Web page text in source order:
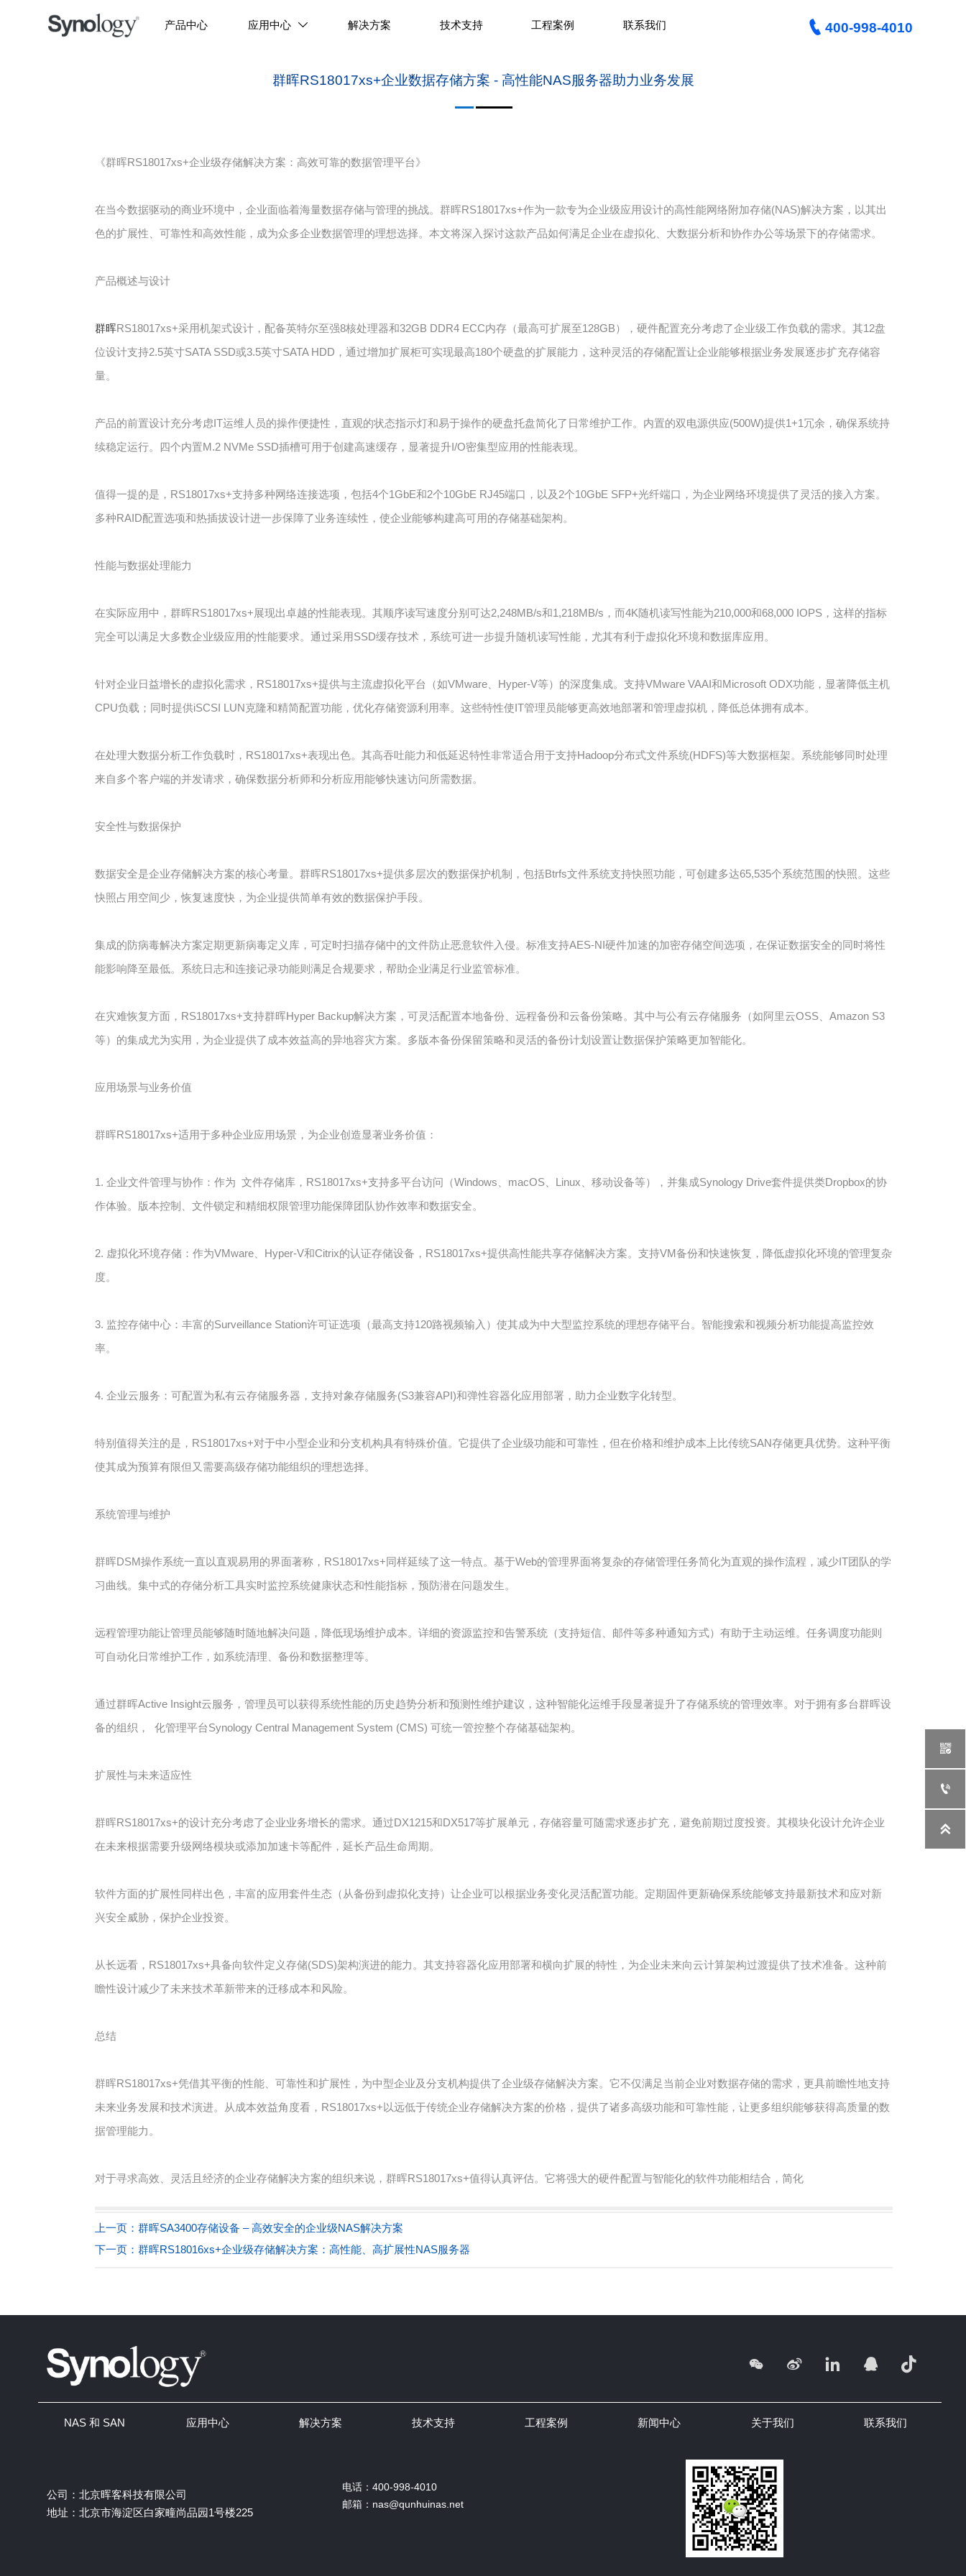
产品中心 应用中心  解决方案 技术支持 工程案例 联系我们  400-998-4010
群晖RS18017xs+企业数据存储方案 - 高性能NAS服务器助力业务发展
《群晖RS18017xs+企业级存储解决方案：高效可靠的数据管理平台》
在当今数据驱动的商业环境中，企业面临着海量数据存储与管理的挑战。群晖RS18017xs+作为一款专为企业级应用设计的高性能网络附加存储(NAS)解决方案，以其出
色的扩展性、可靠性和高效性能，成为众多企业数据管理的理想选择。本文将深入探讨这款产品如何满足企业在虚拟化、大数据分析和协作办公等场景下的存储需求。
产品概述与设计
群晖RS18017xs+采用机架式设计，配备英特尔至强8核处理器和32GB DDR4 ECC内存（最高可扩展至128GB），硬件配置充分考虑了企业级工作负载的需求。其12盘
位设计支持2.5英寸SATA SSD或3.5英寸SATA HDD，通过增加扩展柜可实现最高180个硬盘的扩展能力，这种灵活的存储配置让企业能够根据业务发展逐步扩充存储容
量。
产品的前置设计充分考虑IT运维人员的操作便捷性，直观的状态指示灯和易于操作的硬盘托盘简化了日常维护工作。内置的双电源供应(500W)提供1+1冗余，确保系统持
续稳定运行。四个内置M.2 NVMe SSD插槽可用于创建高速缓存，显著提升I/O密集型应用的性能表现。
值得一提的是，RS18017xs+支持多种网络连接选项，包括4个1GbE和2个10GbE RJ45端口，以及2个10GbE SFP+光纤端口，为企业网络环境提供了灵活的接入方案。
多种RAID配置选项和热插拔设计进一步保障了业务连续性，使企业能够构建高可用的存储基础架构。
性能与数据处理能力
在实际应用中，群晖RS18017xs+展现出卓越的性能表现。其顺序读写速度分别可达2,248MB/s和1,218MB/s，而4K随机读写性能为210,000和68,000 IOPS，这样的指标
完全可以满足大多数企业级应用的性能要求。通过采用SSD缓存技术，系统可进一步提升随机读写性能，尤其有利于虚拟化环境和数据库应用。
针对企业日益增长的虚拟化需求，RS18017xs+提供与主流虚拟化平台（如VMware、Hyper-V等）的深度集成。支持VMware VAAI和Microsoft ODX功能，显著降低主机
CPU负载；同时提供iSCSI LUN克隆和精简配置功能，优化存储资源利用率。这些特性使IT管理员能够更高效地部署和管理虚拟机，降低总体拥有成本。
在处理大数据分析工作负载时，RS18017xs+表现出色。其高吞吐能力和低延迟特性非常适合用于支持Hadoop分布式文件系统(HDFS)等大数据框架。系统能够同时处理
来自多个客户端的并发请求，确保数据分析师和分析应用能够快速访问所需数据。
安全性与数据保护
数据安全是企业存储解决方案的核心考量。群晖RS18017xs+提供多层次的数据保护机制，包括Btrfs文件系统支持快照功能，可创建多达65,535个系统范围的快照。这些
快照占用空间少，恢复速度快，为企业提供简单有效的数据保护手段。
集成的防病毒解决方案定期更新病毒定义库，可定时扫描存储中的文件防止恶意软件入侵。标准支持AES-NI硬件加速的加密存储空间选项，在保证数据安全的同时将性
能影响降至最低。系统日志和连接记录功能则满足合规要求，帮助企业满足行业监管标准。
在灾难恢复方面，RS18017xs+支持群晖Hyper Backup解决方案，可灵活配置本地备份、远程备份和云备份策略。其中与公有云存储服务（如阿里云OSS、Amazon S3
等）的集成尤为实用，为企业提供了成本效益高的异地容灾方案。多版本备份保留策略和灵活的备份计划设置让数据保护策略更加智能化。
应用场景与业务价值
群晖RS18017xs+适用于多种企业应用场景，为企业创造显著业务价值：
1. 企业文件管理与协作：作为 文件存储库，RS18017xs+支持多平台访问（Windows、macOS、Linux、移动设备等），并集成Synology Drive套件提供类Dropbox的协
作体验。版本控制、文件锁定和精细权限管理功能保障团队协作效率和数据安全。
2. 虚拟化环境存储：作为VMware、Hyper-V和Citrix的认证存储设备，RS18017xs+提供高性能共享存储解决方案。支持VM备份和快速恢复，降低虚拟化环境的管理复杂
度。
3. 监控存储中心：丰富的Surveillance Station许可证选项（最高支持120路视频输入）使其成为中大型监控系统的理想存储平台。智能搜索和视频分析功能提高监控效
率。
4. 企业云服务：可配置为私有云存储服务器，支持对象存储服务(S3兼容API)和弹性容器化应用部署，助力企业数字化转型。
特别值得关注的是，RS18017xs+对于中小型企业和分支机构具有特殊价值。它提供了企业级功能和可靠性，但在价格和维护成本上比传统SAN存储更具优势。这种平衡
使其成为预算有限但又需要高级存储功能组织的理想选择。
系统管理与维护
群晖DSM操作系统一直以直观易用的界面著称，RS18017xs+同样延续了这一特点。基于Web的管理界面将复杂的存储管理任务简化为直观的操作流程，减少IT团队的学
习曲线。集中式的存储分析工具实时监控系统健康状态和性能指标，预防潜在问题发生。
远程管理功能让管理员能够随时随地解决问题，降低现场维护成本。详细的资源监控和告警系统（支持短信、邮件等多种通知方式）有助于主动运维。任务调度功能则
可自动化日常维护工作，如系统清理、备份和数据整理等。
通过群晖Active Insight云服务，管理员可以获得系统性能的历史趋势分析和预测性维护建议，这种智能化运维手段显著提升了存储系统的管理效率。对于拥有多台群晖设
备的组织， 化管理平台Synology Central Management System (CMS) 可统一管控整个存储基础架构。
扩展性与未来适应性
群晖RS18017xs+的设计充分考虑了企业业务增长的需求。通过DX1215和DX517等扩展单元，存储容量可随需求逐步扩充，避免前期过度投资。其模块化设计允许企业
在未来根据需要升级网络模块或添加加速卡等配件，延长产品生命周期。
软件方面的扩展性同样出色，丰富的应用套件生态（从备份到虚拟化支持）让企业可以根据业务变化灵活配置功能。定期固件更新确保系统能够支持最新技术和应对新
兴安全威胁，保护企业投资。
从长远看，RS18017xs+具备向软件定义存储(SDS)架构演进的能力。其支持容器化应用部署和横向扩展的特性，为企业未来向云计算架构过渡提供了技术准备。这种前
瞻性设计减少了未来技术革新带来的迁移成本和风险。
总结
群晖RS18017xs+凭借其平衡的性能、可靠性和扩展性，为中型企业及分支机构提供了企业级存储解决方案。它不仅满足当前企业对数据存储的需求，更具前瞻性地支持
未来业务发展和技术演进。从成本效益角度看，RS18017xs+以远低于传统企业存储解决方案的价格，提供了诸多高级功能和可靠性能，让更多组织能够获得高质量的数
据管理能力。
对于寻求高效、灵活且经济的企业存储解决方案的组织来说，群晖RS18017xs+值得认真评估。它将强大的硬件配置与智能化的软件功能相结合，简化
上一页：群晖SA3400存储设备 – 高效安全的企业级NAS解决方案
下一页：群晖RS18016xs+企业级存储解决方案：高性能、高扩展性NAS服务器
    
NAS 和 SAN 应用中心 解决方案 技术支持 工程案例 新闻中心 关于我们 联系我们
公司：北京晖客科技有限公司
地址：北京市海淀区白家疃尚品园1号楼225
电话：400-998-4010
邮箱：nas@qunhuinas.net


